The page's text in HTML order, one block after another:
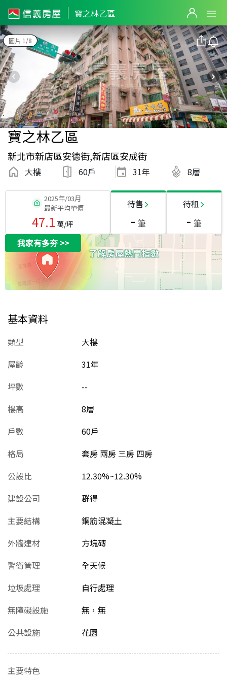
寶之林乙區
圖片 1/8
寶之林乙區
新北市新店區安德街,新店區安成街
大樓 60戶 31年 8層
2025年/03月
最新平均單價
47.1 萬/坪
待售
- 筆
待租
- 筆
我家有多夯>>
基本資料
類型
大樓
屋齡
31年
坪數
--
樓高
8層
戶數
60戶
格局
套房 兩房 三房 四房
公設比
12.30%~12.30%
建設公司
群得
主要結構
鋼筋混凝土
外牆建材
方塊磚
警衛管理
全天候
垃圾處理
自行處理
無障礙設施
無，無
公共設施
花園
主要特色